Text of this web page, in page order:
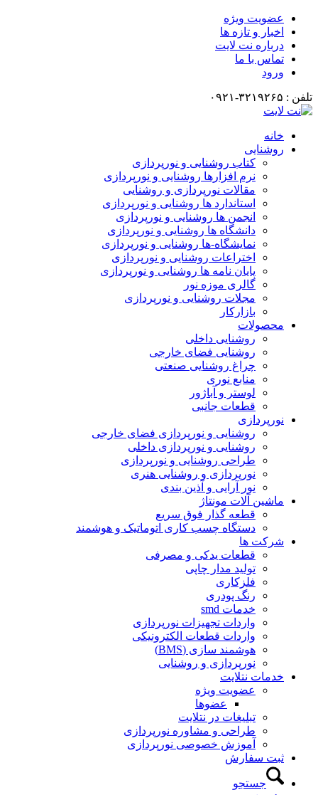
عضویت ویژه
اخبار و تازه ها
درباره نت لایت
تماس با ما
ورود
تلفن : ۳۲۱۹۲۶۵-۰۹۲۱
خانه
روشنایی
کتاب روشنایی و نورپردازی
نرم افزارها روشنایی و نورپردازی
مقالات نورپردازی و روشنایی
استاندارد ها روشنایی و نورپردازی
انجمن ها روشنایی و نورپردازی
دانشگاه ها روشنایی و نورپردازی
نمایشگاه-ها روشنایی و نورپردازی
اختراعات روشنایی و نورپردازی
پایان نامه ها روشنایی و نورپردازی
گالری موزه نور
مجلات روشنایی و نورپردازی
بازارکار
محصولات
روشنایی داخلی
روشنایی فضای خارجی
چراغ روشنایی صنعتی
منابع نوری
لوستر و آباژور
قطعات جانبی
نورپردازی
روشنایی و نورپردازی فضای خارجی
روشنایی و نورپردازی داخلی
طراحی روشنایی و نورپردازی
نورپردازی و روشنایی هنری
نور آرایی و آذین بندی
ماشین آلات مونتاژ
قطعه گذار فوق سریع
دستگاه چسب کاری اتوماتیک و هوشمند
شرکت ها
قطعات یدکی و مصرفی
تولید مدار چاپی
فلزکاری
رنگ پودری
خدمات smd
واردات تجهیزات نورپردازی
واردات قطعات الکترونیکی
هوشمند سازی (BMS)
نورپردازی و روشنایی
خدمات نتلایت
عضویت ویژه
عضوها
تبلیغات در نتلایت
طراحی و مشاوره نورپردازی
آموزش خصوصی نورپردازی
ثبت سفارش
جستجو